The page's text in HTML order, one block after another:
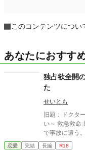
このコンテンツについ
あなたにおすす
独占欲全開
た
せいとも
旧題：ドクタ
い～ 救急救命士として働く雫石月は、勤務明けに乗っていたバス
で事故に遭う。 どうやら、バスの運転手が体調不良になったよう
だ。 乗客にAEDを探してきてもらうように頼み、救助活動をして
いるとボサボ
恋愛 完結 長編 R18